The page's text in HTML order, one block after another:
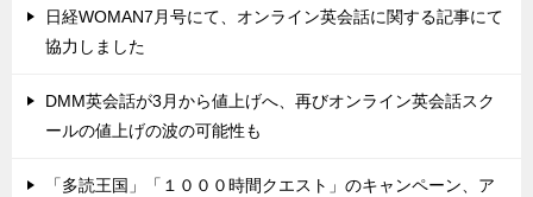
日経WOMAN7月号にて、オンライン英会話に関する記事にて
協力しました
DMM英会話が3月から値上げへ、再びオンライン英会話スク
ールの値上げの波の可能性も
「多読王国」「１０００時間クエスト」のキャンペーン、ア